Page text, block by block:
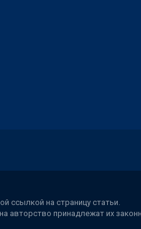
ссылкой на страницу статьи.
авторство принадлежат их